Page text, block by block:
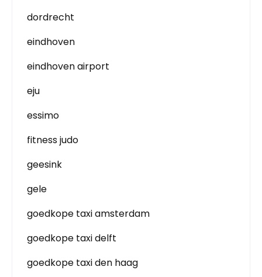
dordrecht
eindhoven
eindhoven airport
eju
essimo
fitness judo
geesink
gele
goedkope taxi amsterdam
goedkope taxi delft
goedkope taxi den haag